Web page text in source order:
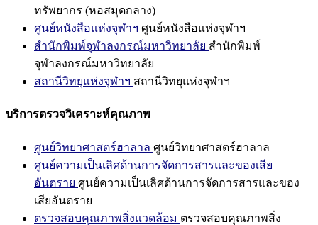
ทรัพยากร (หอสมุดกลาง)
ศูนย์หนังสือแห่งจุฬาฯ ศูนย์หนังสือแห่งจุฬาฯ
สำนักพิมพ์จุฬาลงกรณ์มหาวิทยาลัย สำนักพิมพ์
จุฬาลงกรณ์มหาวิทยาลัย
สถานีวิทยุแห่งจุฬาฯ สถานีวิทยุแห่งจุฬาฯ
บริการตรวจวิเคราะห์คุณภาพ
ศูนย์วิทยาศาสตร์ฮาลาล ศูนย์วิทยาศาสตร์ฮาลาล
ศูนย์ความเป็นเลิศด้านการจัดการสารและของเสีย
อันตราย ศูนย์ความเป็นเลิศด้านการจัดการสารและของ
เสียอันตราย
ตรวจสอบคุณภาพสิ่งแวดล้อม ตรวจสอบคุณภาพสิ่ง